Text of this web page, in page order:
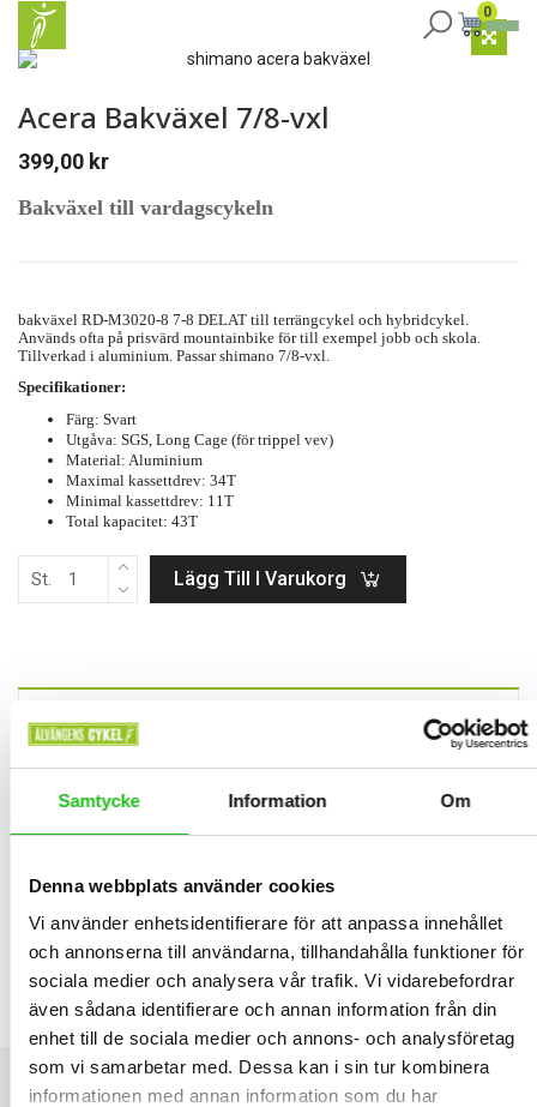
Samtycke Information Om
Denna webbplats använder cookies
Vi använder enhetsidentifierare för att anpassa innehållet
och annonserna till användarna, tillhandahålla funktioner för
sociala medier och analysera vår trafik. Vi vidarebefordrar
även sådana identifierare och annan information från din
enhet till de sociala medier och annons- och analysföretag
som vi samarbetar med. Dessa kan i sin tur kombinera
informationen med annan information som du har
0
Acera Bakväxel 7/8-vxl
399,00 kr
Bakväxel till vardagscykeln
bakväxel RD-M3020-8 7-8 DELAT till terrängcykel och hybridcykel.
Används ofta på prisvärd mountainbike för till exempel jobb och skola.
Tillverkad i aluminium. Passar shimano 7/8-vxl.
Specifikationer:
Färg: Svart
Utgåva: SGS, Long Cage (för trippel vev)
Material: Aluminium
Maximal kassettdrev: 34T
Minimal kassettdrev: 11T
Total kapacitet: 43T
St. Lägg Till I Varukorg
SHIMANO ACERA Bakväxel RD-
M3020-8 8/7-delat
RELATED PRODUCTS
Shimano XC302 WIDE MTB SKOR